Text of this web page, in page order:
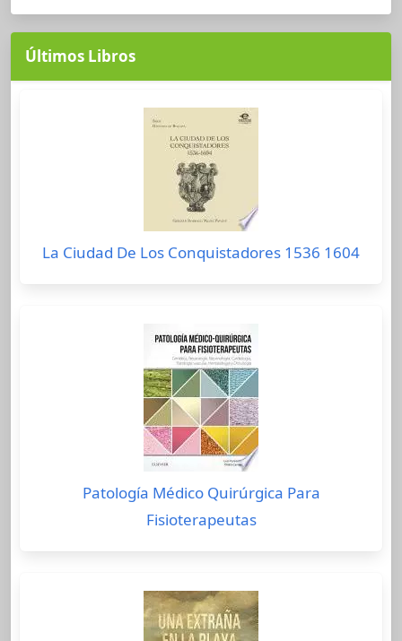
Últimos Libros
La Ciudad De Los Conquistadores 1536 1604
Patología Médico Quirúrgica Para
Fisioterapeutas